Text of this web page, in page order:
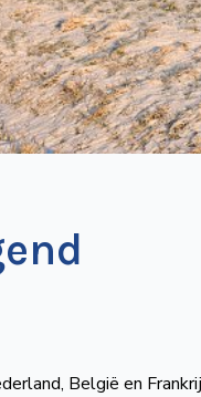
België en